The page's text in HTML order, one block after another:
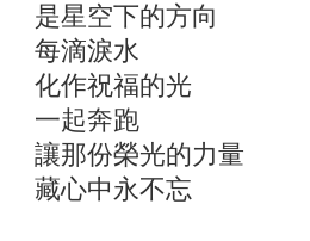
是星空下的方向
每滴淚水
化作祝福的光
一起奔跑
讓那份榮光的力量
藏心中永不忘